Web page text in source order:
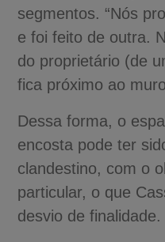
segmentos. “Nós
e foi feito de outra.
do proprietário (de
fica próximo ao
Dessa forma, o
encosta pode ter
clandestino, com o
particular, o que
desvio de finalidade.